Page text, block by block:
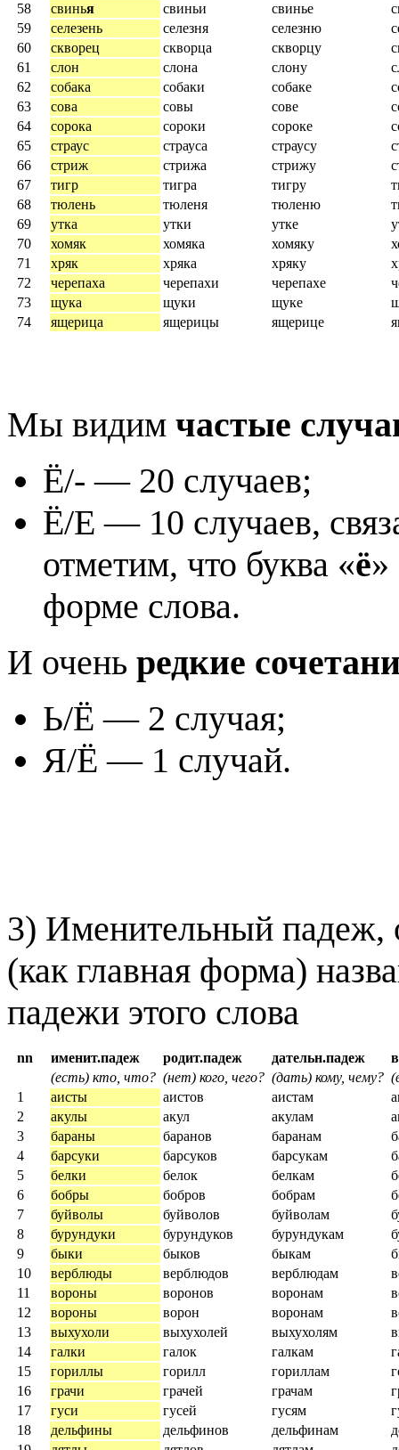
58
свинья свиньи свинье
59
селезень селезня селезню
60
скворец скворца скворцу
61
слон слона слону
62
собака собаки собаке
63
сова совы сове
64
сорока сороки сороке
65
страус страуса страусу
66
стриж стрижа стрижу
67
тигр тигра тигру
68
тюлень тюленя тюленю
69
утка утки утке
70
хомяк хомяка хомяку
71
хряк хряка хряку
72
черепаха черепахи черепахе
73
щука щуки щуке
74
ящерица ящерицы ящерице
Мы видим частые
Ё/- — 20 случаев;
Ё/Е — 10 случаев,
отметим, что буква «ё»
форме слова.
И очень редкие
Ь/Ё — 2 случая;
Я/Ё — 1 случай.
3) Именительный падеж,
(как главная форма)
падежи этого слова
nn именит.падеж родит.падеж дательн.падеж
(есть) кто, что? (нет) кого, чего? (дать) кому, чему?
1
аисты аистов аистам
2
акулы акул акулам
3
бараны баранов баранам
4
барсуки барсуков барсукам
5
белки белок белкам
6
бобры бобров бобрам
7
буйволы буйволов буйволам
8
бурундуки бурундуков бурундукам
9
быки быков быкам
10
верблюды верблюдов верблюдам
11
вороны воронов воронам
12
вороны ворон воронам
13
выхухоли выхухолей выхухолям
14
галки галок галкам
15
гориллы горилл гориллам
16
грачи грачей грачам
17
гуси гусей гусям
18
дельфины дельфинов дельфинам